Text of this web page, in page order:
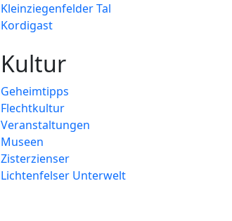
Kleinziegenfelder Tal
Kordigast
Kultur
Geheimtipps
Flechtkultur
Veranstaltungen
Museen
Zisterzienser
Lichtenfelser Unterwelt